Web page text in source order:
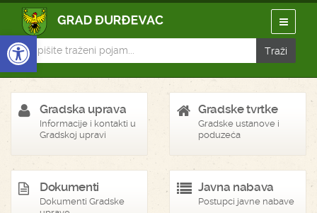
Open toolbar
Gradska uprava
Informacije i kontakti u
Gradskoj upravi
Gradske tvrtke
Gradske ustanove i
poduzeća
Dokumenti
Dokumenti Gradske
Javna nabava
Postupci javne nabave